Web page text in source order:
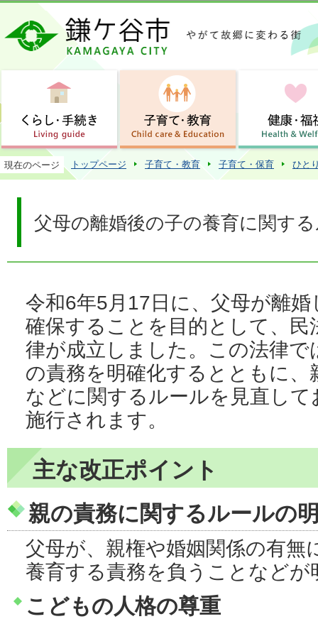
この
現在のページ トップページ 子育て・教育 子育て・保育 ひと
父母の離婚後の子の養育に関す
令和6年5月17日に、父母が離
確保することを目的として、民
律が成立しました。この法律
の責務を明確化するとともに、
などに関するルールを見直して
施行されます。
主な改正ポイント
親の責務に関するルールの
父母が、親権や婚姻関係の有
養育する責務を負うことなど
こどもの人格の尊重